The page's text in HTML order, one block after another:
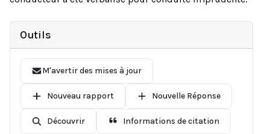
Outils
M'avertir des mises à jour
Nouveau rapport Nouvelle Réponse
Découvrir Informations de citation